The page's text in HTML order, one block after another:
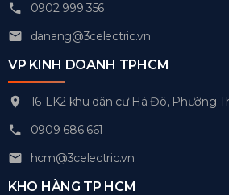
0902 999 356
danang@3celectric.vn
VP KINH DOANH TPHCM
16-LK2 khu dân cư Hà Đô, Phường
0909 686 661
hcm@3celectric.vn
KHO HÀNG TP HCM